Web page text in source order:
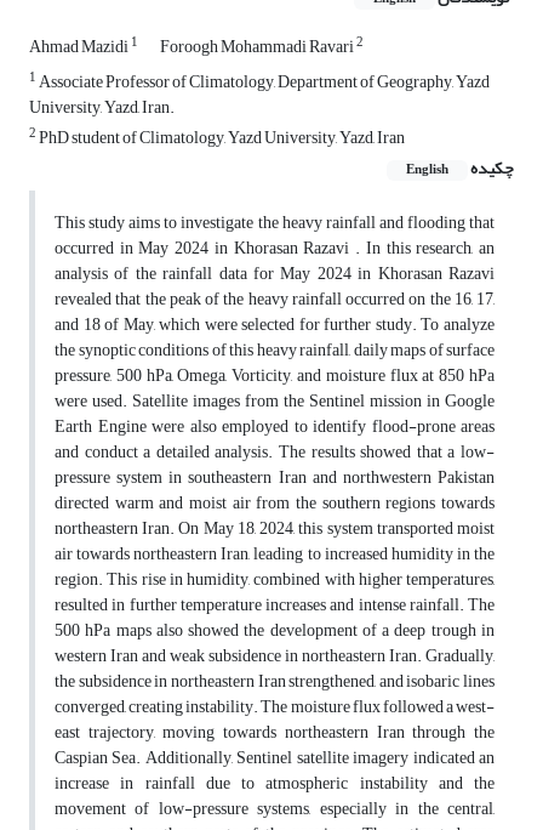
Ahmad Mazidi1 Foroogh Mohammadi Ravari2
1Associate Professor of Climatology, Department of Geography, Yazd
University, Yazd, Iran.
2PhD student of Climatology, Yazd University, Yazd, Iran
چکیده
English
This study aims to investigate the heavy rainfall and flooding that
occurred in May 2024 in Khorasan Razavi . In this research, an
analysis of the rainfall data for May 2024 in Khorasan Razavi
revealed that the peak of the heavy rainfall occurred on the 16, 17,
and 18 of May, which were selected for further study. To analyze
the synoptic conditions of this heavy rainfall, daily maps of surface
pressure, 500 hPa, Omega, Vorticity, and moisture flux at 850 hPa
were used. Satellite images from the Sentinel mission in Google
Earth Engine were also employed to identify flood-prone areas
and conduct a detailed analysis. The results showed that a low-
pressure system in southeastern Iran and northwestern Pakistan
directed warm and moist air from the southern regions towards
northeastern Iran. On May 18, 2024, this system transported moist
air towards northeastern Iran, leading to increased humidity in the
region. This rise in humidity, combined with higher temperatures,
resulted in further temperature increases and intense rainfall. The
500 hPa maps also showed the development of a deep trough in
western Iran and weak subsidence in northeastern Iran. Gradually,
the subsidence in northeastern Iran strengthened, and isobaric lines
converged, creating instability. The moisture flux followed a west-
east trajectory, moving towards northeastern Iran through the
Caspian Sea. Additionally, Sentinel satellite imagery indicated an
increase in rainfall due to atmospheric instability and the
movement of low-pressure systems, especially in the central,